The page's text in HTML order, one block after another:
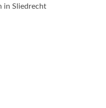
in Sliedrecht